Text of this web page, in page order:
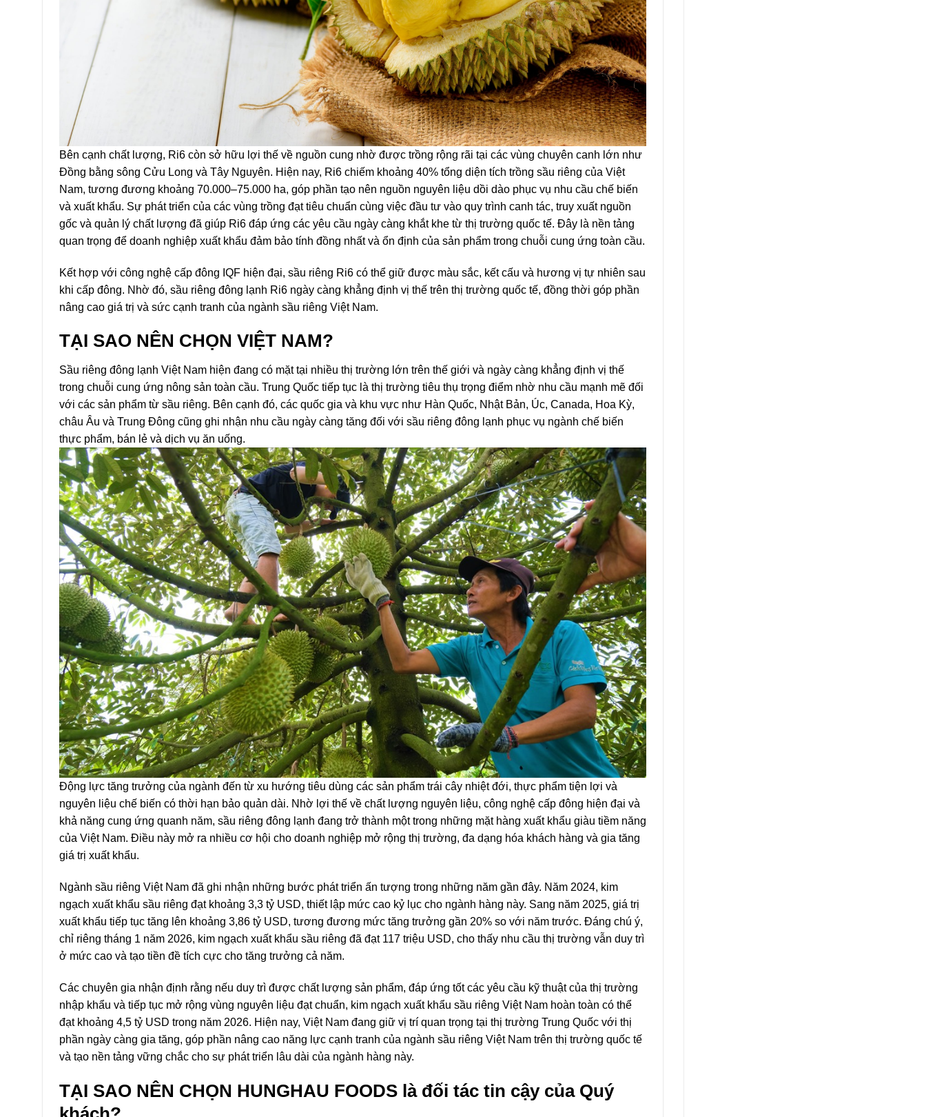
Bên cạnh chất lượng, Ri6 còn sở hữu lợi thế về nguồn cung nhờ được trồng rộng rãi tại các vùng chuyên canh lớn như
Đồng bằng sông Cửu Long và Tây Nguyên. Hiện nay, Ri6 chiếm khoảng 40% tổng diện tích trồng sầu riêng của Việt
Nam, tương đương khoảng 70.000–75.000 ha, góp phần tạo nên nguồn nguyên liệu dồi dào phục vụ nhu cầu chế biến
và xuất khẩu. Sự phát triển của các vùng trồng đạt tiêu chuẩn cùng việc đầu tư vào quy trình canh tác, truy xuất nguồn
gốc và quản lý chất lượng đã giúp Ri6 đáp ứng các yêu cầu ngày càng khắt khe từ thị trường quốc tế. Đây là nền tảng
quan trọng để doanh nghiệp xuất khẩu đảm bảo tính đồng nhất và ổn định của sản phẩm trong chuỗi cung ứng toàn cầu.
Kết hợp với công nghệ cấp đông IQF hiện đại, sầu riêng Ri6 có thể giữ được màu sắc, kết cấu và hương vị tự nhiên sau
khi cấp đông. Nhờ đó, sầu riêng đông lạnh Ri6 ngày càng khẳng định vị thế trên thị trường quốc tế, đồng thời góp phần
nâng cao giá trị và sức cạnh tranh của ngành sầu riêng Việt Nam.
TẠI SAO NÊN CHỌN VIỆT NAM?
Sầu riêng đông lạnh Việt Nam hiện đang có mặt tại nhiều thị trường lớn trên thế giới và ngày càng khẳng định vị thế
trong chuỗi cung ứng nông sản toàn cầu. Trung Quốc tiếp tục là thị trường tiêu thụ trọng điểm nhờ nhu cầu mạnh mẽ đối
với các sản phẩm từ sầu riêng. Bên cạnh đó, các quốc gia và khu vực như Hàn Quốc, Nhật Bản, Úc, Canada, Hoa Kỳ,
châu Âu và Trung Đông cũng ghi nhận nhu cầu ngày càng tăng đối với sầu riêng đông lạnh phục vụ ngành chế biến
thực phẩm, bán lẻ và dịch vụ ăn uống.
Động lực tăng trưởng của ngành đến từ xu hướng tiêu dùng các sản phẩm trái cây nhiệt đới, thực phẩm tiện lợi và
nguyên liệu chế biến có thời hạn bảo quản dài. Nhờ lợi thế về chất lượng nguyên liệu, công nghệ cấp đông hiện đại và
khả năng cung ứng quanh năm, sầu riêng đông lạnh đang trở thành một trong những mặt hàng xuất khẩu giàu tiềm năng
của Việt Nam. Điều này mở ra nhiều cơ hội cho doanh nghiệp mở rộng thị trường, đa dạng hóa khách hàng và gia tăng
giá trị xuất khẩu.
Ngành sầu riêng Việt Nam đã ghi nhận những bước phát triển ấn tượng trong những năm gần đây. Năm 2024, kim
ngạch xuất khẩu sầu riêng đạt khoảng 3,3 tỷ USD, thiết lập mức cao kỷ lục cho ngành hàng này. Sang năm 2025, giá trị
xuất khẩu tiếp tục tăng lên khoảng 3,86 tỷ USD, tương đương mức tăng trưởng gần 20% so với năm trước. Đáng chú ý,
chỉ riêng tháng 1 năm 2026, kim ngạch xuất khẩu sầu riêng đã đạt 117 triệu USD, cho thấy nhu cầu thị trường vẫn duy trì
ở mức cao và tạo tiền đề tích cực cho tăng trưởng cả năm.
Các chuyên gia nhận định rằng nếu duy trì được chất lượng sản phẩm, đáp ứng tốt các yêu cầu kỹ thuật của thị trường
nhập khẩu và tiếp tục mở rộng vùng nguyên liệu đạt chuẩn, kim ngạch xuất khẩu sầu riêng Việt Nam hoàn toàn có thể
đạt khoảng 4,5 tỷ USD trong năm 2026. Hiện nay, Việt Nam đang giữ vị trí quan trọng tại thị trường Trung Quốc với thị
phần ngày càng gia tăng, góp phần nâng cao năng lực cạnh tranh của ngành sầu riêng Việt Nam trên thị trường quốc tế
và tạo nền tảng vững chắc cho sự phát triển lâu dài của ngành hàng này.
TẠI SAO NÊN CHỌN HUNGHAU FOODS là đối tác tin cậy của Quý